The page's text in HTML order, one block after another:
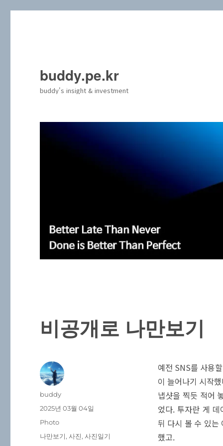
buddy.pe.kr
buddy's insight & investment
비공개로 나만보기
예전 SNS를 사용
이 늘어나기 시작
냅샷을 찍듯 적어
었다. 투자란 게
뒤 다시 볼 수 있는
했고.
글
buddy
작
성
자
2025년 03월 04일
카
테
Photo
태
나만보기,사진,사진일기